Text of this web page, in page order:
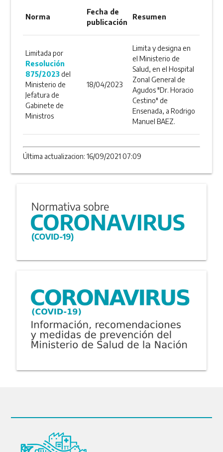
Norma
Fecha de
publicación
Resumen
Limitada por
Resolución
875/2023del
Ministerio de
Jefatura de
Gabinete de
Ministros
18/04/2023
Limita y designa en
el Ministerio de
Salud, en el Hospital
Zonal General de
Agudos "Dr. Horacio
Cestino" de
Ensenada, a Rodrigo
Manuel BAEZ.
Última actualizacion: 16/09/2021 07:09